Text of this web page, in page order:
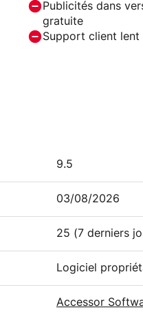
Publicités dans
gratuite
Support client lent
9.5
03/08/2026
25 (7 derniers
Logiciel
Accessor